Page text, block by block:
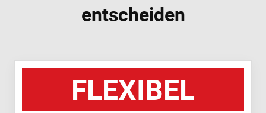
entscheiden
FLEXIBEL